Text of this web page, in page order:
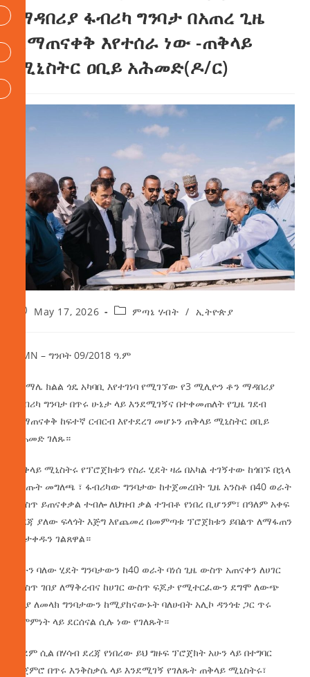
ማዳበሪያ ፋብሪካ ግንባታ በአጠረ ጊዜ
ለማጠናቀቅ እየተሰራ ነው -ጠቅላይ
ሚኒስትር ዐቢይ አሕመድ(ዶ/ር)
May 17, 2026 ምጣኔ ሃብት / ኢትዮጵያ
AMN – ግንቦት 09/2018 ዓ.ም
በሶማሌ ክልል ጎዴ አካባቢ እየተገነባ የሚገኘው የ3 ሚሊዮን ቶን ማዳበሪያ
ፋብሪካ ግንባታ በጥሩ ሁኔታ ላይ እንደሚገኝና በተቀመጠለት የጊዜ ገደብ
ለማጠናቀቅ ከፍተኛ ርብርብ እየተደረገ መሆኑን ጠቅላይ ሚኒስትር ዐቢይ
አሕመድ ገለጹ።
ጠቅላይ ሚኒስትሩ የፕሮጀክቱን የስራ ሂደት ዛሬ በአካል ተገኝተው ከጎበኙ በኋላ
በሰጡት መግለጫ ፣ ፋብሪካው ግንባታው ከተጀመረበት ጊዜ አንስቶ በ40 ወራት
ውስጥ ይጠናቀቃል ተብሎ ለህዝብ ቃል ተገብቶ የነበረ ቢሆንም፣ በዓለም አቀፍ
ደረጃ ያለው ፍላጎት እጅግ እየጨመረ በመምጣቱ ፕሮጀክቱን ይበልጥ ለማፋጠን
መታቀዱን ገልጸዋል።
አሁን ባለው ሂደት ግንባታውን ከ40 ወራት ባነሰ ጊዜ ውስጥ አጠናቀን ለሀገር
ውስጥ ገበያ ለማቅረብና ከሀገር ውስጥ ፍጆታ የሚተርፈውን ደግሞ ለውጭ
ገበያ ለመላክ ግንባታውን ከሚያከናውኑት ባለሀብት አሊኮ ዳንጎቴ ጋር ጥሩ
ስምምነት ላይ ደርሰናል ሲሉ ነው የገለጹት።
ቀደም ሲል በሃሳብ ደረጃ የነበረው ይህ ግዙፍ ፕሮጀክት አሁን ላይ በተግባር
ተጀምሮ በጥሩ እንቅስቃሴ ላይ እንደሚገኝ የገለጹት ጠቅላይ ሚኒስትሩ፣